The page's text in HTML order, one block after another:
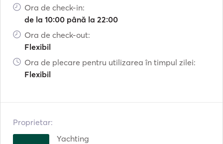
Ora de check-in:
de la 10:00 până la 22:00
Ora de check-out:
Flexibil
Ora de plecare pentru utilizarea în timpul zilei:
Flexibil
Proprietar:
Yachting